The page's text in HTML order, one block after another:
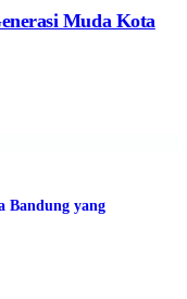
Muda Kota
Bandung yang